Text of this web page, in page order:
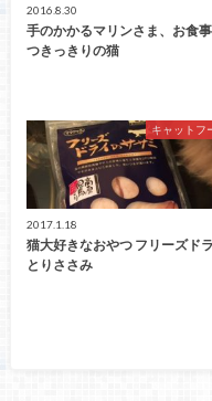
2016.8.30
手のかかるマリンさま、お食
つきっきりの猫
キャットフ
2017.1.18
猫大好きなおやつ フリーズド
とりささみ